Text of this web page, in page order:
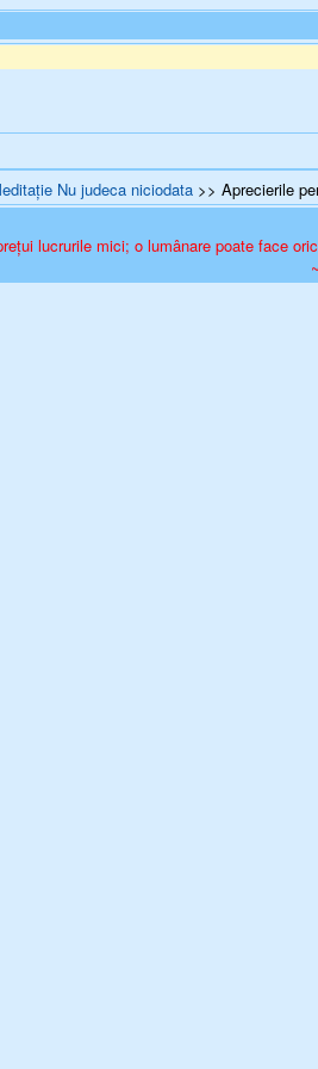
Nu judeca niciodata >> Aprecierile
lucrurile mici; o lumânare poate face